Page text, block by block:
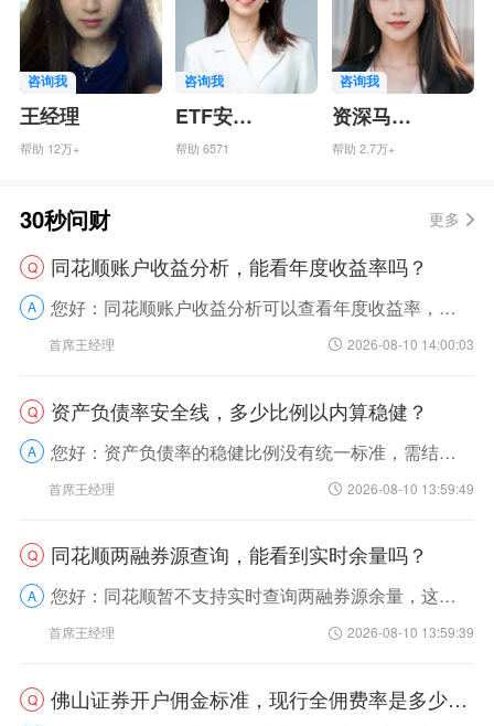
咨询我
王经理
帮助 12万+
咨询我
ETF安老师
帮助 6571
咨询我
资深马经理
帮助 2.7万+
30秒问财 更多
Q 同花顺账户收益分析，能看年度收益率吗？
A 您好：同花顺账户收益分析可以查看年度收益率，操作路径简单易上手。我来帮您拆解具体步骤，轻松就能找到：1.打开同花顺APP，点击底部“我的”进入个人中心；2.在个人中心找到“收益分析”板...
首席王经理 2026-08-10 14:00:03
Q 资产负债率安全线，多少比例以内算稳健？
A 您好：资产负债率的稳健比例没有统一标准，需结合行业特性判断，普通实体企业通常40%-60%之间相对稳健，金融、地产等重资本行业可适当提升至70%-80%。我来帮您拆解下，您就明白为啥这...
首席王经理 2026-08-10 13:59:49
Q 同花顺两融券源查询，能看到实时余量吗？
A 您好：同花顺暂不支持实时查询两融券源余量，这类实时动态数据仅对开户券商的内部系统开放，第三方工具无法同步获取。我来帮您梳理几个能准确查询实时融券余量的靠谱方式：1.联系您的...
首席王经理 2026-08-10 13:59:39
Q 佛山证券开户佣金标准，现行全佣费率是多少？(附费率表)